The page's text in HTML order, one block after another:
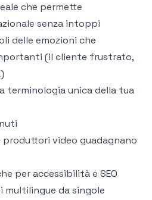
che permette
senza intoppi
delle emozioni che
(il cliente frustrato,
terminologia unica della tua
produttori video guadagnano
per accessibilità e SEO
multilingue da singole